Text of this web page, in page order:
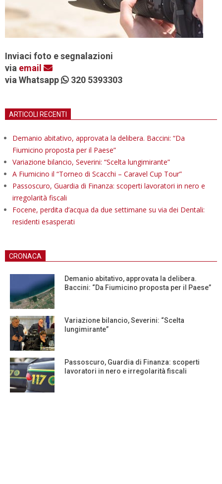
Inviaci foto e segnalazioni
via email
via Whatsapp
320 5393303
ARTICOLI RECENTI
Demanio abitativo, approvata la delibera. Baccini: “Da
Fiumicino proposta per il Paese”
Variazione bilancio, Severini: “Scelta lungimirante”
A Fiumicino il “Torneo di Scacchi – Caravel Cup Tour”
Passoscuro, Guardia di Finanza: scoperti lavoratori in nero e
irregolarità fiscali
Focene, perdita d’acqua da due settimane su via dei Dentali:
residenti esasperati
CRONACA
Demanio abitativo, approvata la delibera.
Baccini: “Da Fiumicino proposta per il Paese”
Variazione bilancio, Severini: “Scelta
lungimirante”
Passoscuro, Guardia di Finanza: scoperti
lavoratori in nero e irregolarità fiscali